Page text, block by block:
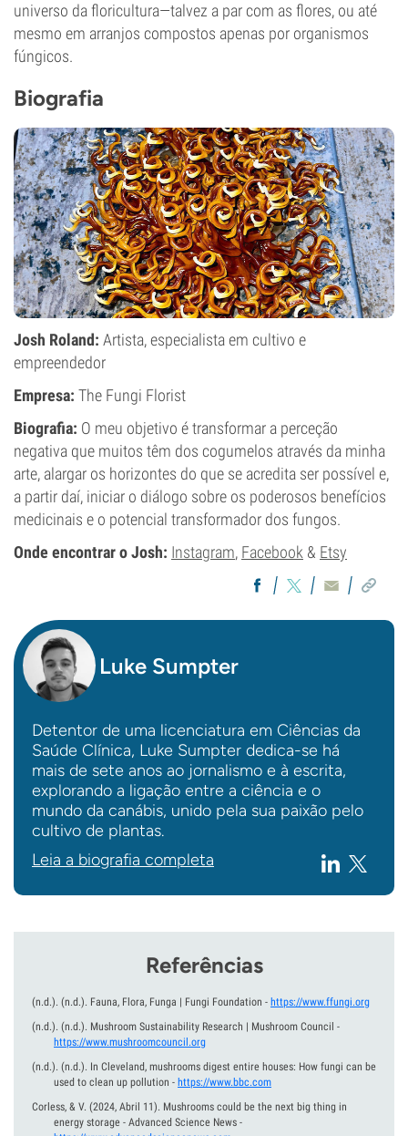
universo da floricultura—talvez a par com as flores, ou até
mesmo em arranjos compostos apenas por organismos
fúngicos.
Biografia
Josh Roland: Artista, especialista em cultivo e
empreendedor
Empresa: The Fungi Florist
Biografia: O meu objetivo é transformar a perceção
negativa que muitos têm dos cogumelos através da minha
arte, alargar os horizontes do que se acredita ser possível e,
a partir daí, iniciar o diálogo sobre os poderosos benefícios
medicinais e o potencial transformador dos fungos.
Onde encontrar o Josh: Instagram, Facebook & Etsy
Luke Sumpter
Detentor de uma licenciatura em Ciências da
Saúde Clínica, Luke Sumpter dedica-se há
mais de sete anos ao jornalismo e à escrita,
explorando a ligação entre a ciência e o
mundo da canábis, unido pela sua paixão pelo
cultivo de plantas.
Leia a biografia completa
Referências
(n.d.). (n.d.). Fauna, Flora, Funga | Fungi Foundation - https://www.ffungi.org
(n.d.). (n.d.). Mushroom Sustainability Research | Mushroom Council -
https://www.mushroomcouncil.org
(n.d.). (n.d.). In Cleveland, mushrooms digest entire houses: How fungi can be
used to clean up pollution - https://www.bbc.com
Corless, & V. (2024, Abril 11). Mushrooms could be the next big thing in
energy storage - Advanced Science News -